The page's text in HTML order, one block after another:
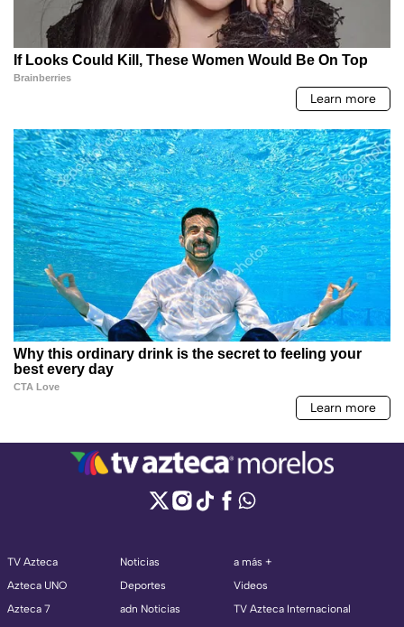
TV Azteca
Azteca UNO
Azteca 7
Noticias
Deportes
adn Noticias
a más +
Videos
TV Azteca Internacional